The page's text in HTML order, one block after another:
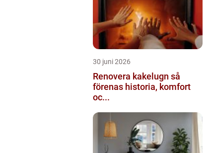
30 juni 2026
Renovera kakelugn så
förenas historia, komfort
oc...